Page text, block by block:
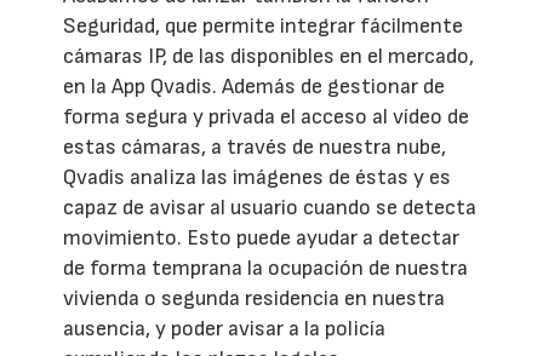
Seguridad, que permite integrar fácilmente
cámaras IP, de las disponibles en el mercado,
en la App Qvadis. Además de gestionar de
forma segura y privada el acceso al vídeo de
estas cámaras, a través de nuestra nube,
Qvadis analiza las imágenes de éstas y es
capaz de avisar al usuario cuando se detecta
movimiento. Esto puede ayudar a detectar
de forma temprana la ocupación de nuestra
vivienda o segunda residencia en nuestra
ausencia, y poder avisar a la policía